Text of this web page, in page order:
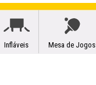
Infláveis Mesa de Jogos